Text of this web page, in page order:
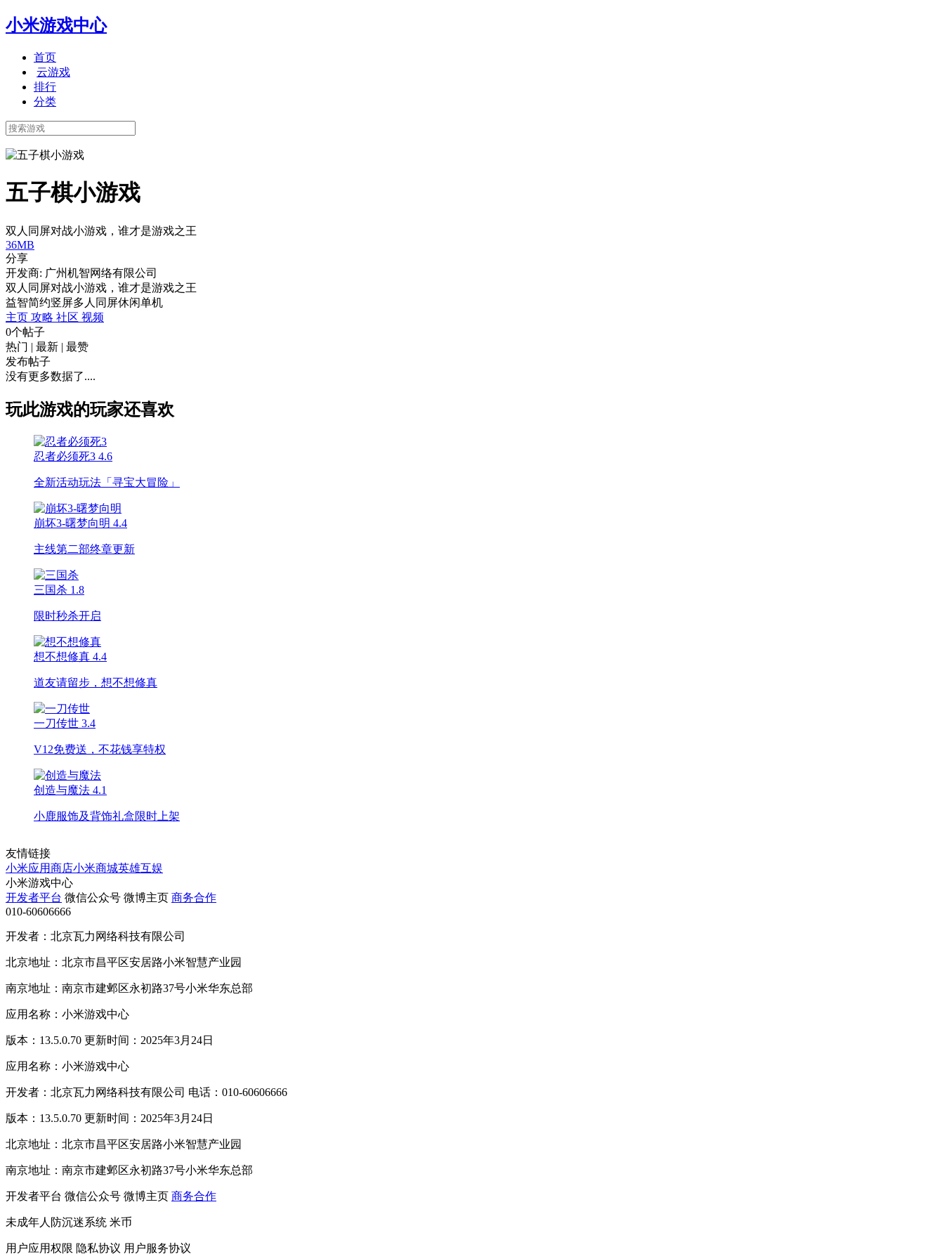
小米游戏中心
首页
云游戏
排行
分类
五子棋小游戏
双人同屏对战小游戏，谁才是游戏之王
36MB
分享
开发商: 广州机智网络有限公司
双人同屏对战小游戏，谁才是游戏之王
益智简约竖屏多人同屏休闲单机
主页 攻略 社区 视频
0个帖子
热门 | 最新 | 最赞
发布帖子
没有更多数据了....
玩此游戏的玩家还喜欢
忍者必须死3 4.6
全新活动玩法「寻宝大冒险」
崩坏3-曙梦向明 4.4
主线第二部终章更新
三国杀 1.8
限时秒杀开启
想不想修真 4.4
道友请留步，想不想修真
一刀传世 3.4
V12免费送，不花钱享特权
创造与魔法 4.1
小鹿服饰及背饰礼盒限时上架
友情链接
小米应用商店小米商城英雄互娱
小米游戏中心
开发者平台 微信公众号 微博主页 商务合作
010-60606666
开发者：北京瓦力网络科技有限公司
北京地址：北京市昌平区安居路小米智慧产业园
南京地址：南京市建邺区永初路37号小米华东总部
应用名称：小米游戏中心
版本：13.5.0.70 更新时间：2025年3月24日
应用名称：小米游戏中心
开发者：北京瓦力网络科技有限公司 电话：010-60606666
版本：13.5.0.70 更新时间：2025年3月24日
北京地址：北京市昌平区安居路小米智慧产业园
南京地址：南京市建邺区永初路37号小米华东总部
开发者平台 微信公众号 微博主页 商务合作
未成年人防沉迷系统 米币
用户应用权限 隐私协议 用户服务协议